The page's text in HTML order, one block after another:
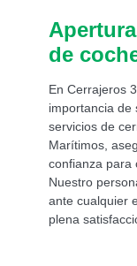
Apertura
de
En Cerrajeros
importancia de
servicios de
Marítimos ,
confianza para
Nuestro
ante cualquier
plena